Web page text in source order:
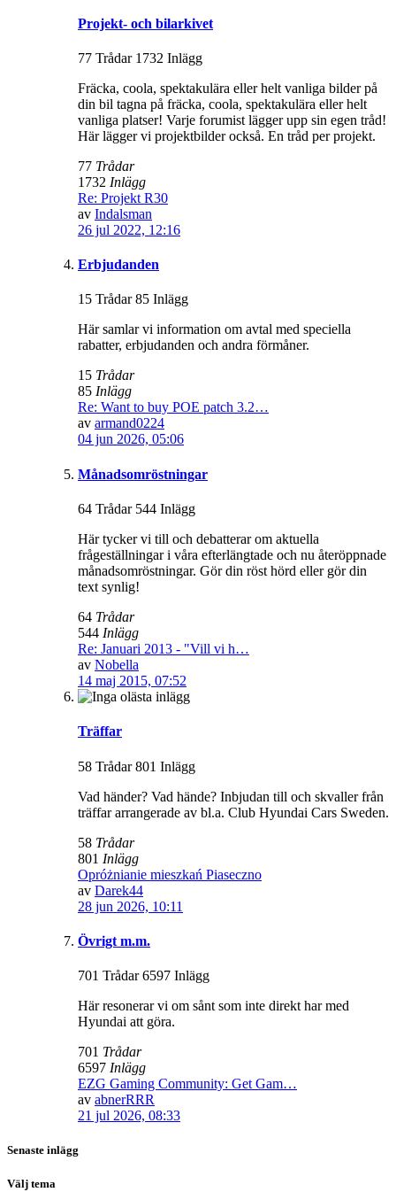
Projekt- och bilarkivet
77 Trådar 1732 Inlägg
Fräcka, coola, spektakulära eller helt vanliga bilder på
din bil tagna på fräcka, coola, spektakulära eller helt
vanliga platser! Varje forumist lägger upp sin egen tråd!
Här lägger vi projektbilder också. En tråd per projekt.
77 Trådar
1732 Inlägg
Re: Projekt R30
av Indalsman
26 jul 2022, 12:16
Erbjudanden
15 Trådar 85 Inlägg
Här samlar vi information om avtal med speciella
rabatter, erbjudanden och andra förmåner.
15 Trådar
85 Inlägg
Re: Want to buy POE patch 3.2…
av armand0224
04 jun 2026, 05:06
Månadsomröstningar
64 Trådar 544 Inlägg
Här tycker vi till och debatterar om aktuella
frågeställningar i våra efterlängtade och nu återöppnade
månadsomröstningar. Gör din röst hörd eller gör din
text synlig!
64 Trådar
544 Inlägg
Re: Januari 2013 - "Vill vi h…
av Nobella
14 maj 2015, 07:52
Träffar
58 Trådar 801 Inlägg
Vad händer? Vad hände? Inbjudan till och skvaller från
träffar arrangerade av bl.a. Club Hyundai Cars Sweden.
58 Trådar
801 Inlägg
Opróżnianie mieszkań Piaseczno
av Darek44
28 jun 2026, 10:11
Övrigt m.m.
701 Trådar 6597 Inlägg
Här resonerar vi om sånt som inte direkt har med
Hyundai att göra.
701 Trådar
6597 Inlägg
EZG Gaming Community: Get Gam…
av abnerRRR
21 jul 2026, 08:33
Senaste inlägg
Välj tema